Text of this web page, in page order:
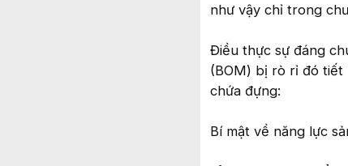
như vậy chỉ trong
Điều thực sự đáng
(BOM) bị rò rỉ đó tiết
chứa đựng:
Bí mật về năng lực